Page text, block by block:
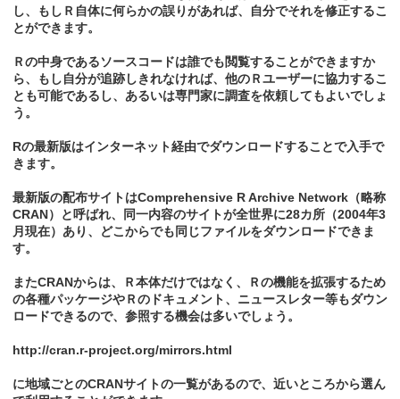
し、もしＲ自体に何らかの誤りがあれば、自分でそれを修正するこ
とができます。
Ｒの中身であるソースコードは誰でも閲覧することができますか
ら、もし自分が追跡しきれなければ、他のＲユーザーに協力するこ
とも可能であるし、あるいは専門家に調査を依頼してもよいでしょ
う。
Rの最新版はインターネット経由でダウンロードすることで入手で
きます。
最新版の配布サイトはComprehensive R Archive Network（略称
CRAN）と呼ばれ、同一内容のサイトが全世界に28カ所（2004年3
月現在）あり、どこからでも同じファイルをダウンロードできま
す。
またCRANからは、Ｒ本体だけではなく、Ｒの機能を拡張するため
の各種パッケージやＲのドキュメント、ニュースレター等もダウン
ロードできるので、参照する機会は多いでしょう。
http://cran.r-project.org/mirrors.html
に地域ごとのCRANサイトの一覧があるので、近いところから選ん